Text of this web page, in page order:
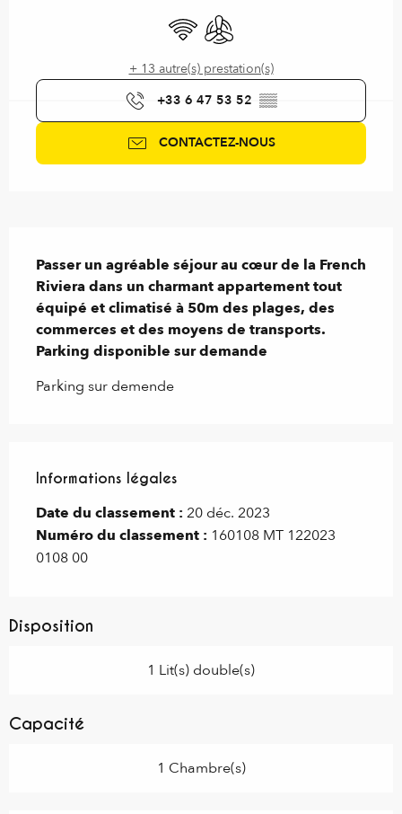
WiFi Air conditionné
+ 13 autre(s) prestation(s)
+33 6 47 53 52 ▒▒
CONTACTEZ-NOUS
Passer un agréable séjour au cœur de la French
Riviera dans un charmant appartement tout
équipé et climatisé à 50m des plages, des
commerces et des moyens de transports.
Parking disponible sur demande
Parking sur demende
Informations légales
Informations légales
Date du classement : 20 déc. 2023
Numéro du classement : 160108 MT 122023
0108 00
Disposition
1 Lit(s) double(s)
Capacité
1 Chambre(s)